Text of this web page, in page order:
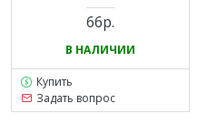
(КАРВЕР) GBC-033, GBC-043,
GBC-052
66р.
В НАЛИЧИИ
Купить
Задать вопрос